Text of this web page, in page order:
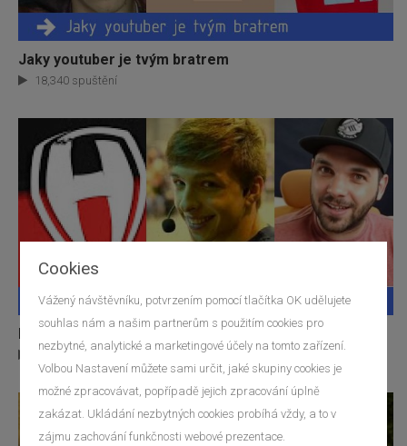
Cookies
Vážený návštěvníku, potvrzením pomocí tlačítka OK udělujete
souhlas nám a našim partnerům s použitím cookies pro
nezbytné, analytické a marketingové účely na tomto zařízení.
Volbou Nastavení můžete sami určit, jaké skupiny cookies je
možné zpracovávat, popřípadě jejich zpracování úplně
zakázat. Ukládání nezbytných cookies probíhá vždy, a to v
zájmu zachování funkčnosti webové prezentace.
Jaky youtuber je tvým bratrem
18,340 spuštění
kdo jsi z youtuberu
17,812 spuštění